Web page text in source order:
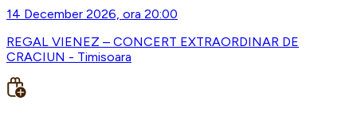
14 December 2026, ora 20:00
REGAL VIENEZ – CONCERT EXTRAORDINAR DE
CRACIUN - Timisoara